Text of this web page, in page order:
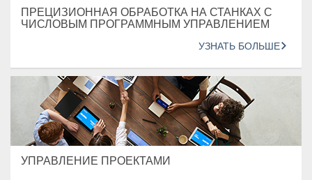
ПРЕЦИЗИОННАЯ ОБРАБОТКА НА СТАНКАХ С
ЧИСЛОВЫМ ПРОГРАММНЫМ УПРАВЛЕНИЕМ
УЗНАТЬ БОЛЬШЕ
УПРАВЛЕНИЕ ПРОЕКТАМИ